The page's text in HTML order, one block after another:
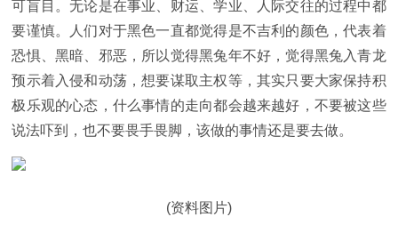
可盲目。无论是在事业、财运、学业、人际交往的过程中都
要谨慎。人们对于黑色一直都觉得是不吉利的颜色，代表着
恐惧、黑暗、邪恶，所以觉得黑兔年不好，觉得黑兔入青龙
预示着入侵和动荡，想要谋取主权等，其实只要大家保持积
极乐观的心态，什么事情的走向都会越来越好，不要被这些
说法吓到，也不要畏手畏脚，该做的事情还是要去做。
(资料图片)